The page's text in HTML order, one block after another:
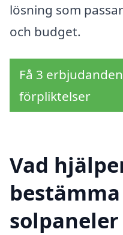
lösning som
och budget.
Få 3
förpliktelser
Vad